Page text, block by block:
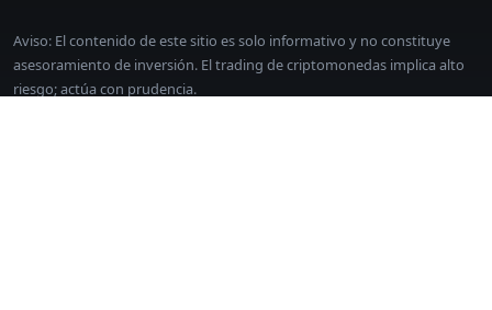
Aviso: El contenido de este sitio es solo informativo y no constituye
asesoramiento de inversión. El trading de criptomonedas implica alto
riesgo; actúa con prudencia.